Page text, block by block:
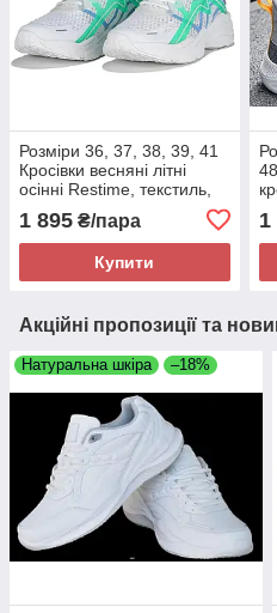
Розміри 36, 37, 38, 39, 41
Кросівки весняні літні
осінні Restime, текстиль,
легкі та зручні
1 895 ₴/пара
Купити
1
Акційні пропозиції та
Натуральна шкіра –18%